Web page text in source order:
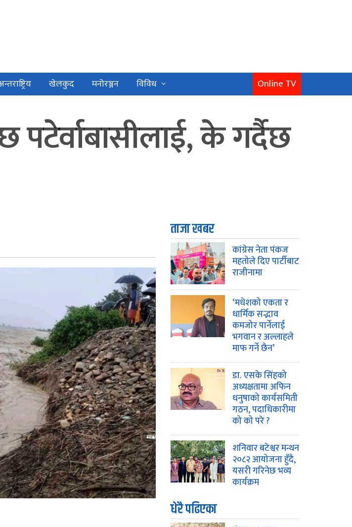
खेलकुद मनोरञ्जन विविध Online TV
के गर्दैछ
ताजा खबर
कांग्रेस नेता पंकज
महतोले दिए पार्टीबाट
राजीनामा
‘मधेशको एकता र
धार्मिक सद्भाव
कमजोर पार्नेलाई
भगवान र अल्लाहले
माफ गर्ने छैन’
डा. एसके सिंहको
अध्यक्षतामा अफिन
धनुषाको कार्यसमिती
गठन, पदाधिकारीमा
को को परे ?
शनिवार बटेश्वर मन्थन
२०८२ आयोजना हुँदै,
यसरी गरिनेछ भव्य
कार्यक्रम
धेरै पढिएका